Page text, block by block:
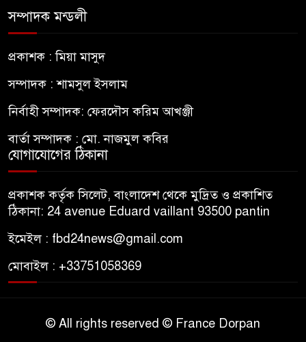
সম্পাদক মন্ডলী
প্রকাশক : মিয়া মাসুদ
সম্পাদক : শামসুল ইসলাম
নির্বাহী সম্পাদক: ফেরদৌস করিম আখঞ্জী
বার্তা সম্পাদক : মো. নাজমুল কবির
যোগাযোগের ঠিকানা
প্রকাশক কর্তৃক সিলেট, বাংলাদেশ থেকে মুদ্রিত ও প্রকাশিত
ঠিকানা: 24 avenue Eduard vaillant 93500 pantin
ইমেইল : fbd24news@gmail.com
মোবাইল : +33751058369
© All rights reserved © France Dorpan